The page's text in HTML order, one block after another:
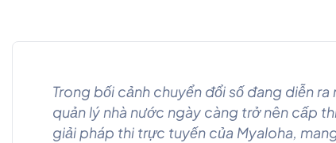
Trong bối cảnh chuyển đổi số đang diễn
quản lý nhà nước ngày càng trở nên cấp
giải pháp thi trực tuyến của Myaloha,